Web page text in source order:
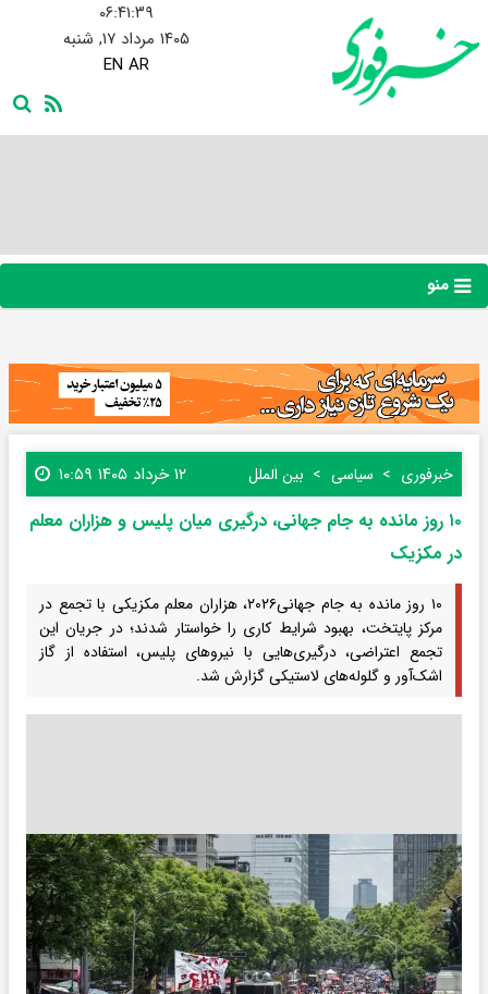
۰۶:۴۱:۴۰
۱۴۰۵ مرداد ۱۷, شنبه
EN AR
منو
خبرفوری سیاسی بین الملل ۱۲ خرداد ۱۴۰۵ ۱۰:۵۹
۱۰ روز مانده به جام جهانی، درگیری میان پلیس و هزاران معلم
در مکزیک
۱۰ روز مانده به جام جهانی۲۰۲۶، هزاران معلم مکزیکی با تجمع در
مرکز پایتخت، بهبود شرایط کاری را خواستار شدند؛ در جریان این
تجمع اعتراضی، درگیری‌هایی با نیروهای پلیس، استفاده از گاز
اشک‌آور و گلوله‌های لاستیکی گزارش شد.